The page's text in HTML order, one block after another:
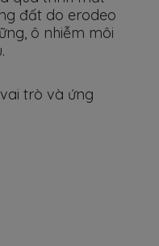
đất do erodeo
ô nhiễm môi
trò và ứng